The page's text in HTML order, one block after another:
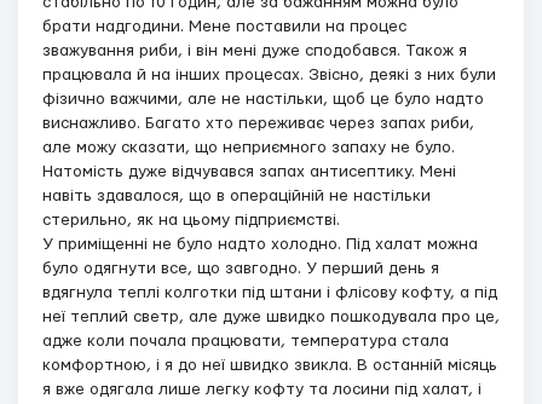
брати надгодини. Мене поставили на процес
зважування риби, і він мені дуже сподобався. Також я
працювала й на інших процесах. Звісно, деякі з них були
фізично важчими, але не настільки, щоб це було надто
виснажливо. Багато хто переживає через запах риби,
але можу сказати, що неприємного запаху не було.
Натомість дуже відчувався запах антисептику. Мені
навіть здавалося, що в операційній не настільки
стерильно, як на цьому підприємстві.
У приміщенні не було надто холодно. Під халат можна
було одягнути все, що завгодно. У перший день я
вдягнула теплі колготки під штани і флісову кофту, а під
неї теплий светр, але дуже швидко пошкодувала про це,
адже коли почала працювати, температура стала
комфортною, і я до неї швидко звикла. В останній місяць
я вже одягала лише легку кофту та лосини під халат, і